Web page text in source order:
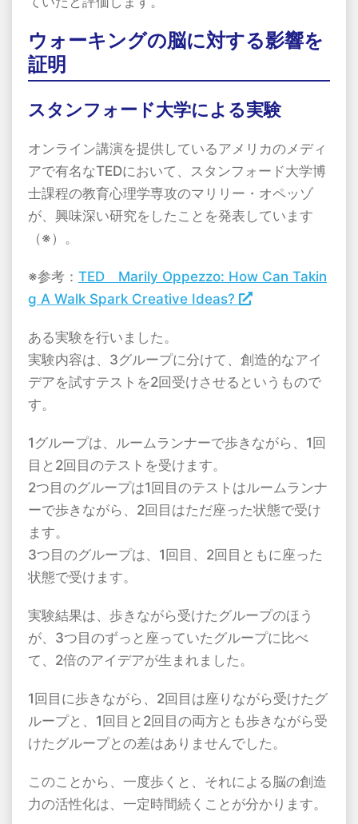
ウォーキングの脳に対する影響を
証明
スタンフォード大学による実験
オンライン講演を提供しているアメリカのメディ
アで有名なTEDにおいて、スタンフォード大学博
士課程の教育心理学専攻のマリリー・オペッゾ
が、興味深い研究をしたことを発表しています
（※）。
※参考： TED Marily Oppezzo: How Can Takin
g A Walk Spark Creative Ideas?
ある実験を行いました。
実験内容は、3グループに分けて、創造的なアイ
デアを試すテストを2回受けさせるというもので
す。
1グループは、ルームランナーで歩きながら、1回
目と2回目のテストを受けます。
2つ目のグループは1回目のテストはルームランナ
ーで歩きながら、2回目はただ座った状態で受け
ます。
3つ目のグループは、1回目、2回目ともに座った
状態で受けます。
実験結果は、歩きながら受けたグループのほう
が、3つ目のずっと座っていたグループに比べ
て、2倍のアイデアが生まれました。
1回目に歩きながら、2回目は座りながら受けたグ
ループと、1回目と2回目の両方とも歩きながら受
けたグループとの差はありませんでした。
このことから、一度歩くと、それによる脳の創造
力の活性化は、一定時間続くことが分かります。